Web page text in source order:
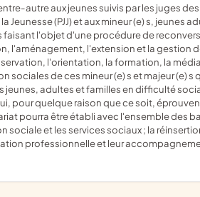
autre aux jeunes suivis par les juges
Jeunesse (PJJ) et aux mineur (e) s, jeunes
l'objet d'une procédure de
l'aménagement, l'extension et la gestion
l'orientation, la formation, la
de ces mineur (e) s et majeur (e) s
adultes et familles en difficulté
pour quelque raison que ce soit,
pourra être établi avec l'ensemble des
et les services sociaux ; la
professionnelle et leur